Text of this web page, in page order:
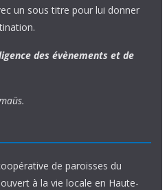
un sous titre pour lui donner
des évènements et de
de paroisses du
à la vie locale en Haute-